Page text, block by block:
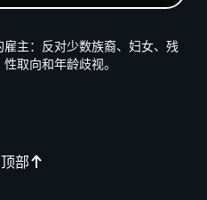
部
主：反对少数族裔、妇女、残
取向和年龄歧视。